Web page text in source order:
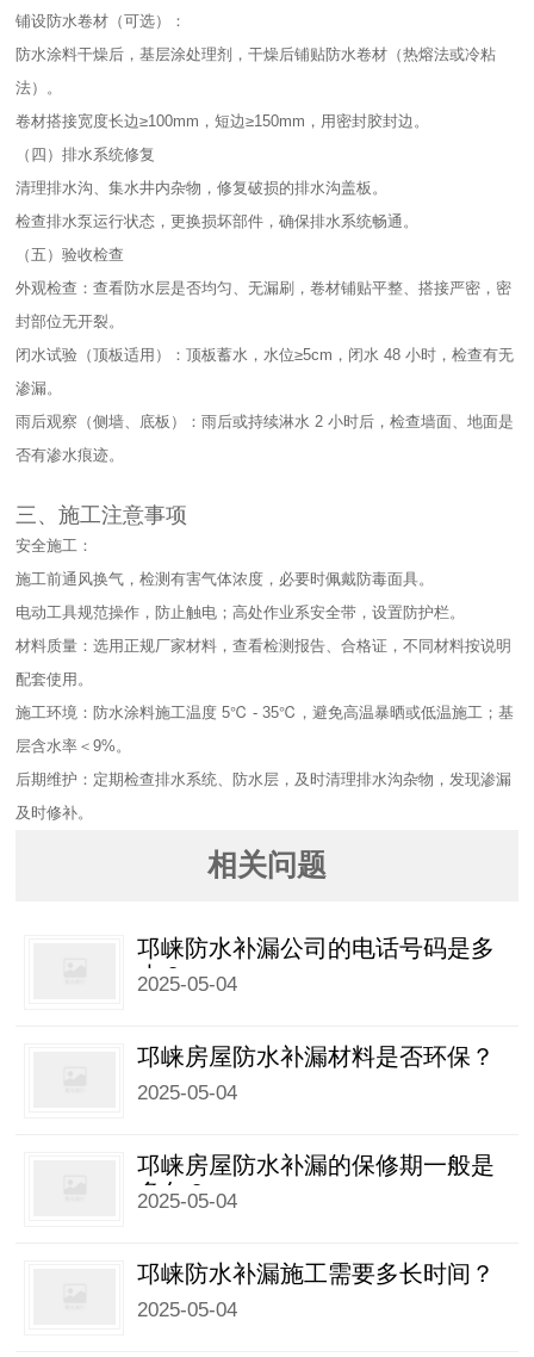
铺设防水卷材（可选）：​
防水涂料干燥后，基层涂处理剂，干燥后铺贴防水卷材（热熔法或冷粘
法）。​
卷材搭接宽度长边≥100mm，短边≥150mm，用密封胶封边。​
（四）排水系统修复​
清理排水沟、集水井内杂物，修复破损的排水沟盖板。​
检查排水泵运行状态，更换损坏部件，确保排水系统畅通。​
（五）验收检查​
外观检查：查看防水层是否均匀、无漏刷，卷材铺贴平整、搭接严密，密
封部位无开裂。​
闭水试验（顶板适用）：顶板蓄水，水位≥5cm，闭水 48 小时，检查有无
渗漏。​
雨后观察（侧墙、底板）：雨后或持续淋水 2 小时后，检查墙面、地面是
否有渗水痕迹。​
三、施工注意事项​
安全施工：​
施工前通风换气，检测有害气体浓度，必要时佩戴防毒面具。​
电动工具规范操作，防止触电；高处作业系安全带，设置防护栏。​
材料质量：选用正规厂家材料，查看检测报告、合格证，不同材料按说明
配套使用。​
施工环境：防水涂料施工温度 5℃ - 35℃，避免高温暴晒或低温施工；基
层含水率＜9%。​
后期维护：定期检查排水系统、防水层，及时清理排水沟杂物，发现渗漏
及时修补。
相关问题
邛崃防水补漏公司的电话号码是多
少？
2025-05-04
邛崃房屋防水补漏材料是否环保？
2025-05-04
邛崃房屋防水补漏的保修期一般是
多久？
2025-05-04
邛崃防水补漏施工需要多长时间？
2025-05-04